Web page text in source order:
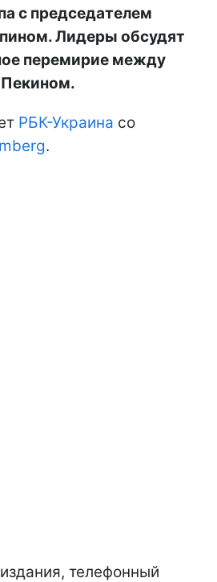
с председателем
Лидеры обсудят
перемирие между
РБК-Украина со
.
телефонный